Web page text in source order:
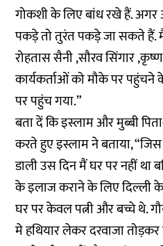
गोकशी के लिए बांध रखे हैं. अगर
पकड़े तो तुरंत पकड़े जा सकते हैं.
रोहतास सैनी ,सौरव सिंगार
कार्यकर्ताओं को मौके पर पहुंचने
पर पहुंच गया.”
बता दें कि इस्लाम और मुब्बी
करते हुए इस्लाम ने बताया,
डाली उस दिन मैं घर पर नहीं
के इलाज कराने के लिए दिल्ली
घर पर केवल पत्नी और बच्चे थे.
मे हथियार लेकर दरवाजा